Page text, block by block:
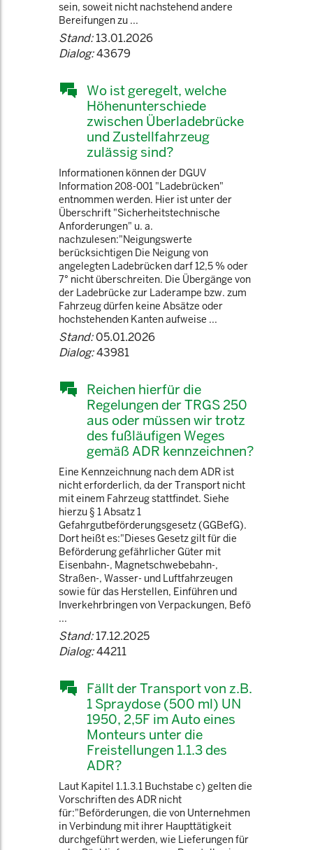
sein, soweit nicht nachstehend andere
Bereifungen zu ...
Stand:13.01.2026
Dialog:43679
Wo ist geregelt, welche
Höhenunterschiede
zwischen Überladebrücke
und Zustellfahrzeug
zulässig sind?
Informationen können der DGUV
Information 208-001 "Ladebrücken"
entnommen werden. Hier ist unter der
Überschrift "Sicherheitstechnische
Anforderungen" u. a.
nachzulesen:"Neigungswerte
berücksichtigen Die Neigung von
angelegten Ladebrücken darf 12,5 % oder
7° nicht überschreiten. Die Übergänge von
der Ladebrücke zur Laderampe bzw. zum
Fahrzeug dürfen keine Absätze oder
hochstehenden Kanten aufweise ...
Stand:05.01.2026
Dialog:43981
Reichen hierfür die
Regelungen der TRGS 250
aus oder müssen wir trotz
des fußläufigen Weges
gemäß ADR kennzeichnen?
Eine Kennzeichnung nach dem ADR ist
nicht erforderlich, da der Transport nicht
mit einem Fahrzeug stattfindet. Siehe
hierzu § 1 Absatz 1
Gefahrgutbeförderungsgesetz (GGBefG).
Dort heißt es:"Dieses Gesetz gilt für die
Beförderung gefährlicher Güter mit
Eisenbahn-, Magnetschwebebahn-,
Straßen-, Wasser- und Luftfahrzeugen
sowie für das Herstellen, Einführen und
Inverkehrbringen von Verpackungen, Befö
...
Stand:17.12.2025
Dialog:44211
Fällt der Transport von z.B.
1 Spraydose (500 ml) UN
1950, 2,5F im Auto eines
Monteurs unter die
Freistellungen 1.1.3 des
ADR?
Laut Kapitel 1.1.3.1 Buchstabe c) gelten die
Vorschriften des ADR nicht
für:"Beförderungen, die von Unternehmen
in Verbindung mit ihrer Haupttätigkeit
durchgeführt werden, wie Lieferungen für